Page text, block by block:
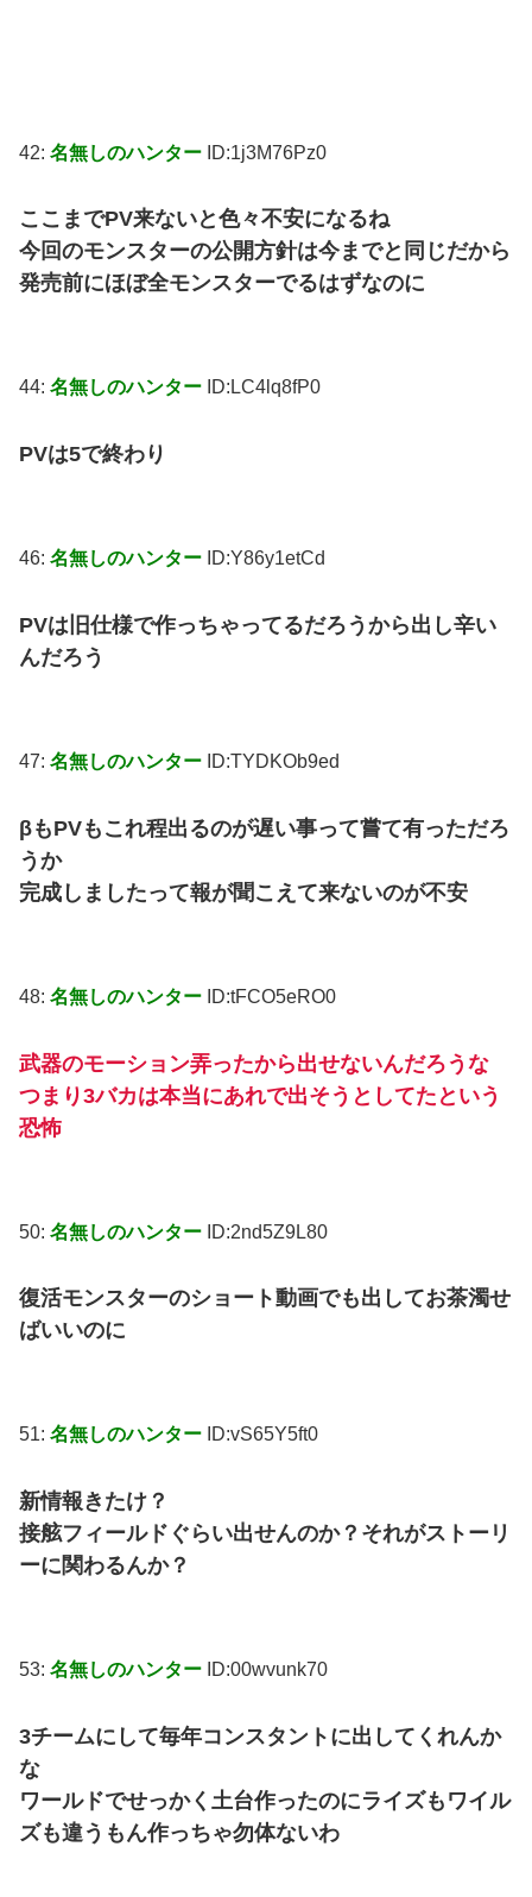
42: 名無しのハンター ID:1j3M76Pz0
ここまでPV来ないと色々不安になるね
今回のモンスターの公開方針は今までと同じだから
発売前にほぼ全モンスターでるはずなのに
44: 名無しのハンター ID:LC4lq8fP0
PVは5で終わり
46: 名無しのハンター ID:Y86y1etCd
PVは旧仕様で作っちゃってるだろうから出し辛い
んだろう
47: 名無しのハンター ID:TYDKOb9ed
βもPVもこれ程出るのが遅い事って嘗て有っただろ
うか
完成しましたって報が聞こえて来ないのが不安
48: 名無しのハンター ID:tFCO5eRO0
武器のモーション弄ったから出せないんだろうな
つまり3バカは本当にあれで出そうとしてたという
恐怖
50: 名無しのハンター ID:2nd5Z9L80
復活モンスターのショート動画でも出してお茶濁せ
ばいいのに
51: 名無しのハンター ID:vS65Y5ft0
新情報きたけ？
接舷フィールドぐらい出せんのか？それがストーリ
ーに関わるんか？
53: 名無しのハンター ID:00wvunk70
3チームにして毎年コンスタントに出してくれんか
な
ワールドでせっかく土台作ったのにライズもワイル
ズも違うもん作っちゃ勿体ないわ